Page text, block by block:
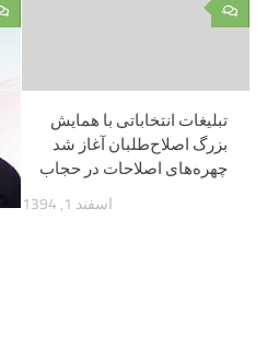
۰
تبلیغات انتخاباتی با همایش
بزرگ اصلاح‌طلبان آغاز شد
چهره‌های اصلاحات در حجاب
اسفند 1, 1394